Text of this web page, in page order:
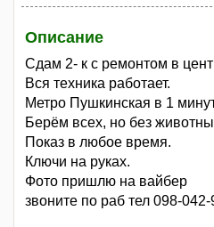
Описание
Сдам 2- к с ремонтом в
Вся техника работает.
Метро Пушкинская в 1
Берём всех, но без
Показ в любое время.
Ключи на руках.
Фото пришлю на вайбер
звоните по раб тел 098-